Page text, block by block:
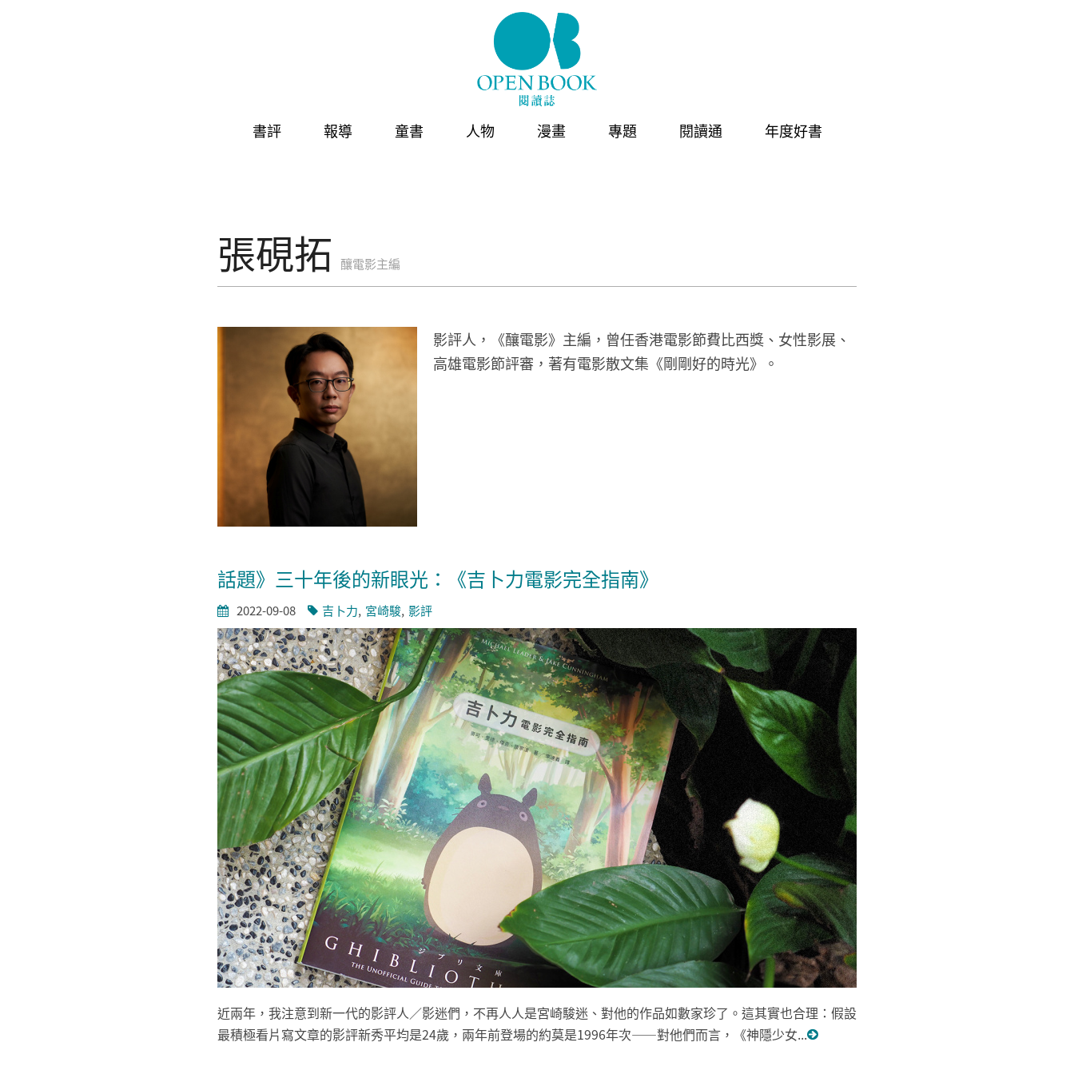
書評 報導 童書 人物 漫畫 專題 閱讀通 年度好書
張硯拓 釀電影主編
影評人，《釀電影》主編，曾任香港電影節費比西獎、女性影展、
高雄電影節評審，著有電影散文集《剛剛好的時光》。
話題》三十年後的新眼光：《吉卜力電影完全指南》
2022-09-08 吉卜力 宮崎駿 影評
近兩年，我注意到新一代的影評人／影迷們，不再人人是宮崎駿迷、對他的作品如數家珍了。這其實也合理：假設
最積極看片寫文章的影評新秀平均是24歲，兩年前登場的約莫是1996年次——對他們而言，《神隱少女...